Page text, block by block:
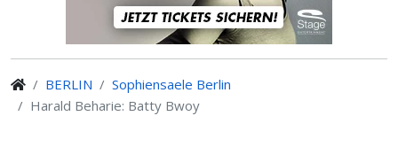
BERLIN
Sophiensaele Berlin
Harald Beharie: Batty Bwoy